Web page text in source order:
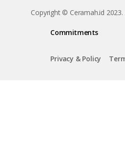
Copyright © Ceramah.id 2023.
Commitments
Privacy & Policy